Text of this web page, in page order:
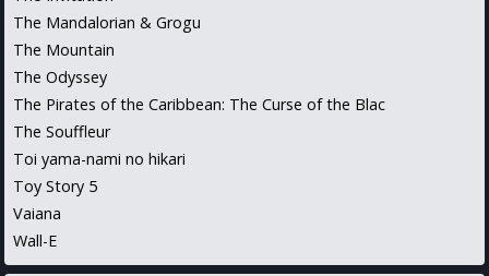
The Mandalorian & Grogu
The Mountain
The Odyssey
The Pirates of the Caribbean: The Curse of the Blac
The Souffleur
Toi yama-nami no hikari
Toy Story 5
Vaiana
Wall-E